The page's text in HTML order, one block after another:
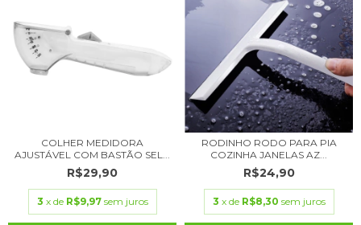
COLHER MEDIDORA
AJUSTÁVEL COM BASTÃO SEL...
R$29,90
3 x de R$9,97 sem juros
RODINHO RODO PARA PIA
COZINHA JANELAS AZ...
R$24,90
3 x de R$8,30 sem juros